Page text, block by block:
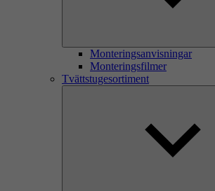
Monteringsanvisningar
Monteringsfilmer
Tvättstugesortiment